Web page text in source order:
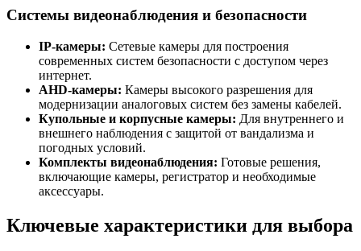
Системы видеонаблюдения и безопасности
IP-камеры: Сетевые камеры для построения
современных систем безопасности с доступом через
интернет.
AHD-камеры: Камеры высокого разрешения для
модернизации аналоговых систем без замены кабелей.
Купольные и корпусные камеры: Для внутреннего и
внешнего наблюдения с защитой от вандализма и
погодных условий.
Комплекты видеонаблюдения: Готовые решения,
включающие камеры, регистратор и необходимые
аксессуары.
Ключевые характеристики для выбора